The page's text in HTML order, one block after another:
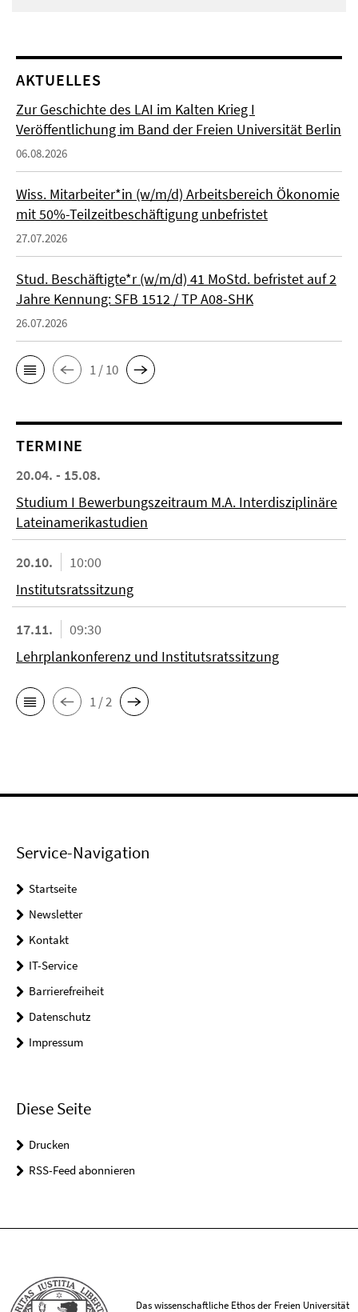
AKTUELLES
Zur Geschichte des LAI im Kalten Krieg I
Veröffentlichung im Band der Freien Universität Berlin
06.08.2026
Wiss. Mitarbeiter*in (w/m/d) Arbeitsbereich Ökonomie
mit 50%-Teilzeitbeschäftigung unbefristet
27.07.2026
Stud. Beschäftigte*r (w/m/d) 41 MoStd. befristet auf 2
Jahre Kennung: SFB 1512 / TP A08-SHK
26.07.2026
1 / 10
TERMINE
20.04. - 15.08.
Studium I Bewerbungszeitraum M.A. Interdisziplinäre
Lateinamerikastudien
20.10.
10:00
Institutsratssitzung
17.11.
09:30
Lehrplankonferenz und Institutsratssitzung
1 / 2
Service-Navigation
Startseite
Newsletter
Kontakt
IT-Service
Barrierefreiheit
Datenschutz
Impressum
Diese Seite
Drucken
RSS-Feed abonnieren
Das wissenschaftliche Ethos der Freien Universität